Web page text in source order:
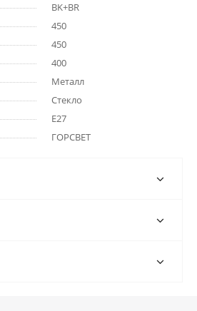
BK+BR
450
450
400
Металл
Стекло
E27
ГОРСВЕТ